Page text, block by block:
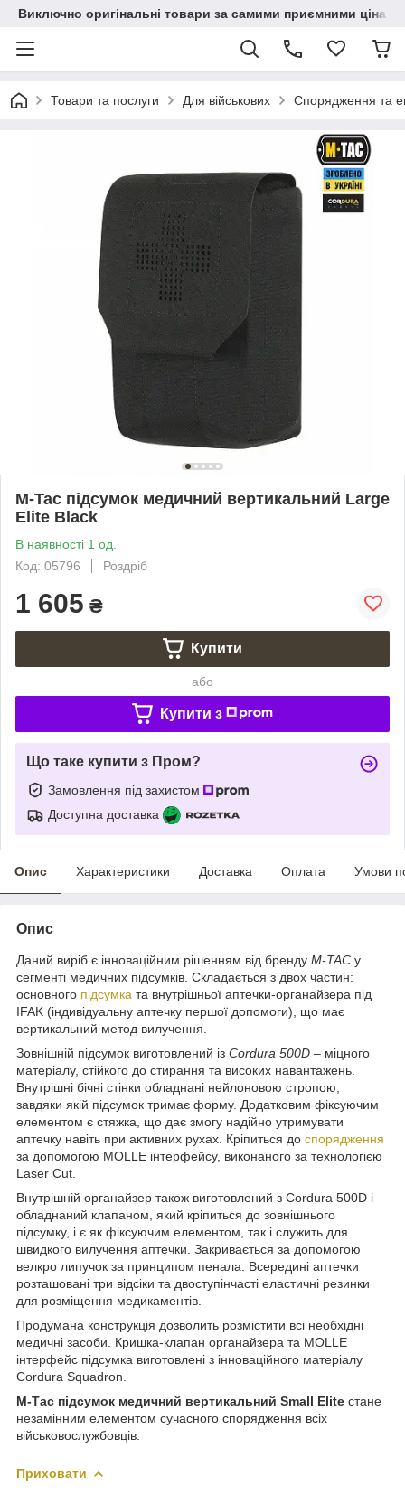
Виключно оригінальні товари за самими приємними
Товари та послуги Для військових Спорядження та
M-Tac підсумок медичний вертикальний Large
Elite Black
В наявності 1 од.
Код: 05796
Роздріб
1 605 ₴
Купити
або
Купити з
Що таке купити з Пром?
Замовлення під захистом
Доступна доставка
Опис Характеристики Доставка Оплата Умови
Опис
Даний виріб є інноваційним рішенням від бренду M-TAC у
сегменті медичних підсумків. Складається з двох частин:
основного підсумка та внутрішньої аптечки-органайзера під
IFAK (індивідуальну аптечку першої допомоги), що має
вертикальний метод вилучення.
Зовнішній підсумок виготовлений із Cordura 500D – міцного
матеріалу, стійкого до стирання та високих навантажень.
Внутрішні бічні стінки обладнані нейлоновою стропою,
завдяки якій підсумок тримає форму. Додатковим фіксуючим
елементом є стяжка, що дає змогу надійно утримувати
аптечку навіть при активних рухах. Кріпиться до спорядження
за допомогою MOLLE інтерфейсу, виконаного за технологією
Laser Cut.
Внутрішній органайзер також виготовлений з Cordura 500D і
обладнаний клапаном, який кріпиться до зовнішнього
підсумку, і є як фіксуючим елементом, так і служить для
швидкого вилучення аптечки. Закривається за допомогою
велкро липучок за принципом пенала. Всередині аптечки
розташовані три відсіки та двоступінчасті еластичні резинки
для розміщення медикаментів.
Продумана конструкція дозволить розмістити всі необхідні
медичні засоби. Кришка-клапан органайзера та MOLLE
інтерфейс підсумка виготовлені з інноваційного матеріалу
Cordura Squadron.
М-Тас підсумок медичний вертикальний Small Elite стане
незамінним елементом сучасного спорядження всіх
військовослужбовців.
Приховати